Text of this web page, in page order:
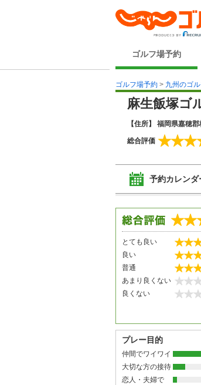
ゴルフ場予約
ゴルフ場予約 > 九州のゴ
麻生飯塚ゴ
【住所】 福岡県嘉穂
総合評価
予約カレンダ
とても良い
良い
普通
あまり良くない
良くない
プレー目的
仲間でワイワイ
大切な方の接待
恋人・夫婦で